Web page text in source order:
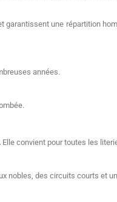
une répartition
années.
Elle convient pour toutes les
nobles, des circuits courts et